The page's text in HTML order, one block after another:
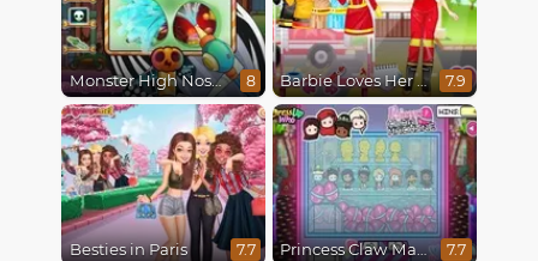
Monster High Nose Doctor 8 Barbie Loves Her Job 7.9
Besties in Paris 7.7 Princess Claw Machine 7.7